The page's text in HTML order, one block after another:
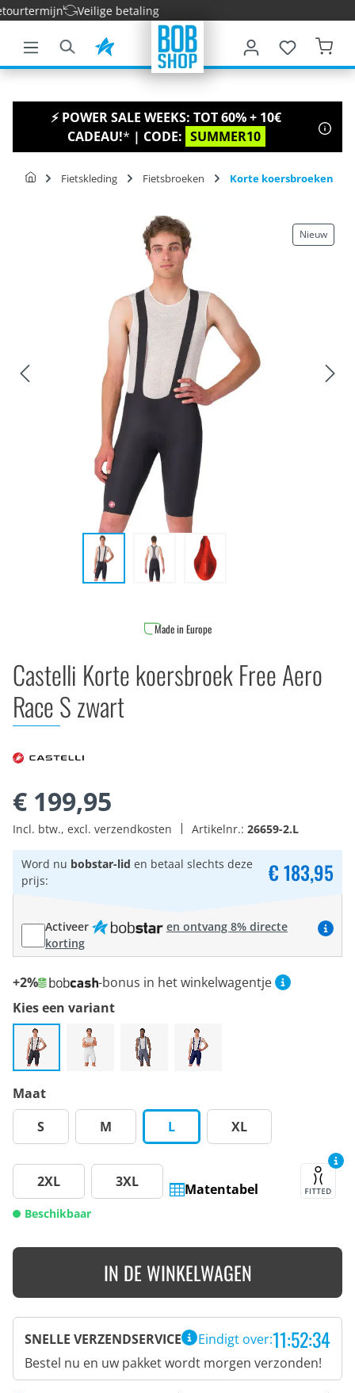
hoofdinhoudVeilige betaling
⚡ POWER SALE WEEKS: TOT 60% + 10€
CADEAU!* | CODE: SUMMER10
Fietskleding Fietsbroeken Korte koersbroeken
Nieuw
Made in Europe
Castelli Korte koersbroek Free Aero
Race S zwart
€ 199,95
Incl. btw., excl. verzendkosten Artikelnr.: 26659-2.L
Word nu bobstar-lid en betaal slechts deze
prijs:
€ 183,95
Activeer
en ontvang 8% directe
korting
+2%
-bonus in het winkelwagentje
Kies een variant
Maat
S
M L XL
2XL 3XL Matentabel
Beschikbaar
IN DE WINKELWAGEN
SNELLE VERZENDSERVICE
Bestel nu en uw pakket wordt morgen verzonden!
Eindigt over:11:52:33